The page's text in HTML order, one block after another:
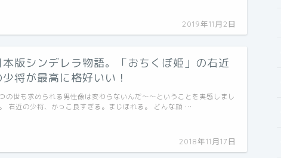
2019年11月2日
本版シンデレラ物語。「おちくぼ姫」の右近
将が最高に格好いい！
2018年11月17日
の世も求められる男性像は変わらないんだ〜〜ということを実感しまし
右近の少将、かっこ良すぎる。まじほれる。 どんな顔 …